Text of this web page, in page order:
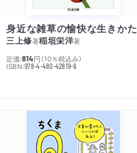
身近な雑草の愉快な生きかた
三上修著稲垣栄洋著
定価:814円 （10％税込み）
ISBN:978-4-480-42819-6